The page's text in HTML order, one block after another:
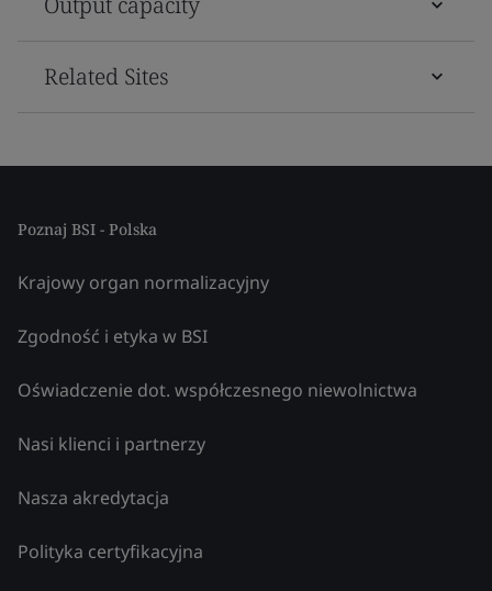
Related Sites
Poznaj BSI - Polska
Krajowy organ normalizacyjny
Zgodność i etyka w BSI
Oświadczenie dot. współczesnego niewolnictwa
Nasi klienci i partnerzy
Nasza akredytacja
Polityka certyfikacyjna